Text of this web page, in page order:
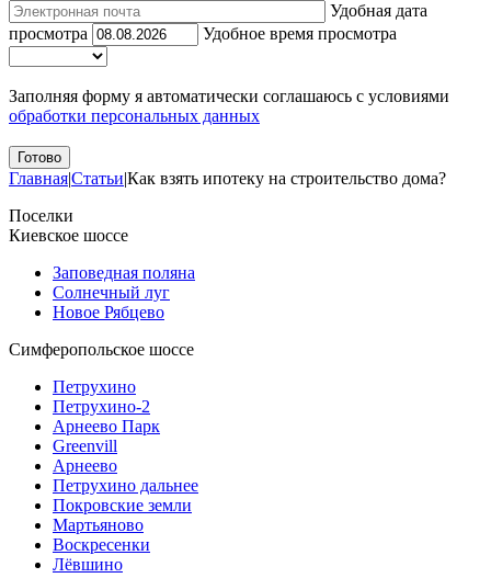
Удобная дата
просмотра
Удобное время просмотра
Заполняя форму я автоматически соглашаюсь с условиями
обработки персональных данных
Главная|Статьи|Как взять ипотеку на строительство дома?
Поселки
Киевское шоссе
Заповедная поляна
Солнечный луг
Новое Рябцево
Симферопольское шоссе
Петрухино
Петрухино-2
Арнеево Парк
Greenvill
Арнеево
Петрухино дальнее
Покровские земли
Мартьяново
Воскресенки
Лёвшино